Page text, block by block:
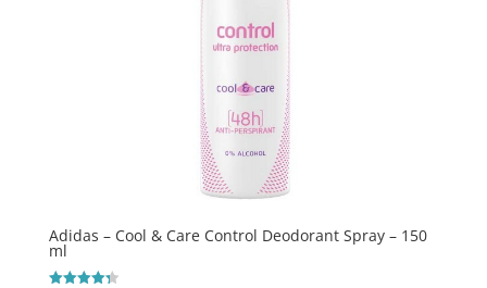
Adidas – Cool & Care Control Deodorant Spray – 150
ml